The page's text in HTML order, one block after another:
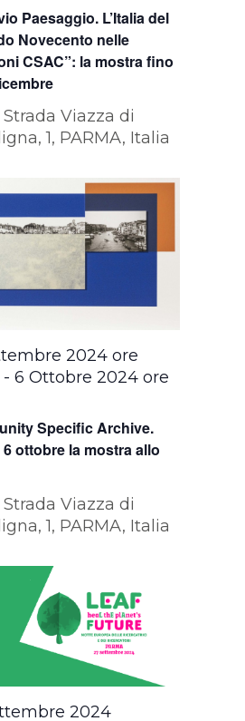
Paesaggio. L’Italia del
Novecento nelle
CSAC”: la mostra fino
Strada Viazza di
1, PARMA, Italia
Specific Archive.
6 ottobre la mostra allo
2024 ore
-6 Ottobre 2024 ore
Strada Viazza di
1, PARMA, Italia
2024